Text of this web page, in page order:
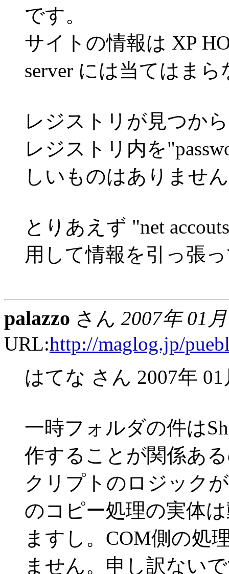
です。
サイトの情報は XP
server には当てはま
レジストリが見つか
レジストリ内を
しいものはありませ
とりあえず "net
用して情報を引っ張
palazzo さん 2007年 01
URL:http://maglog.jp/
はてな さん 2007年
一時フォルダの件は
作することが関係あ
クリプトのロジック
のコピー処理の実体
ますし。COM側の処
ません。申し訳ない